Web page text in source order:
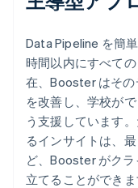
Data Pipeline を簡
時間以内にすべて
在、Booster はそ
を改善し、学校が
う支援しています
るインサイトは、
ど、Booster がク
立てることができま